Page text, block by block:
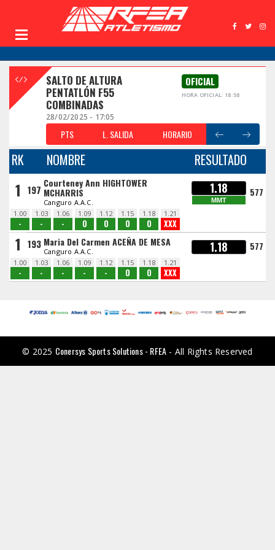
SALTO DE ALTURA
PENTATLÓN F55
COMBINADAS
OFICIAL
HORA OFICIAL: 18:58
28/02/2025 - 17:05
PTS L. SALIDA HORARIO
RK NOMBRE RESULTADO
1 197
Courteney Ann HIGHTOWER
MCHARRIS
Canguro A.A.C.
1.18
MMT
577
1.00
-
1.03
-
1.06
-
1.09
O
1.12
O
1.15
O
1.18
O
1.21
XXX
1 193 Maria Del Carmen ACEÑA DE MESA
Canguro A.A.C. 1.18 577
1.00
-
1.03
-
1.06
-
1.09
-
1.12
-
1.15
O
1.18
O
1.21
XXX
© 2025 Conersys Sports Solutions - RFEA - All Rights Reserved